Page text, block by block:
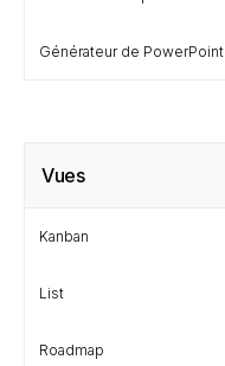
Générateur de PowerPoint
Vues
Kanban
List
Roadmap